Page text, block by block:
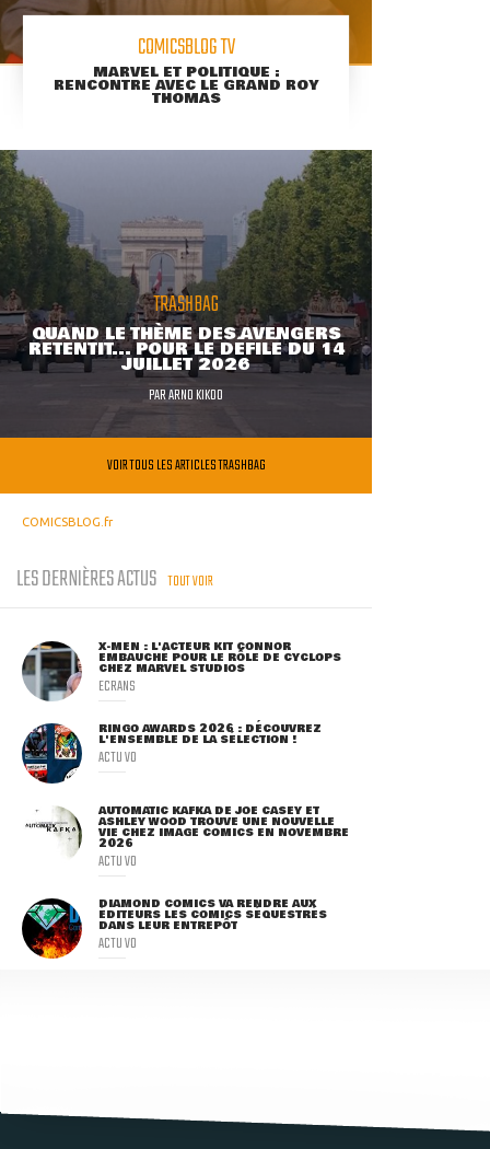
COMICSBLOG TV
MARVEL ET POLITIQUE :
RENCONTRE AVEC LE GRAND ROY
THOMAS
TRASHBAG
QUAND LE THÈME DES AVENGERS
RETENTIT... POUR LE DÉFILÉ DU 14
JUILLET 2026
PARARNO KIKOO
VOIR TOUS LES ARTICLES TRASHBAG
COMICSBLOG.fr
LES DERNIÈRES ACTUS TOUT VOIR
X-MEN : L'ACTEUR KIT CONNOR
EMBAUCHÉ POUR LE RÔLE DE CYCLOPS
CHEZ MARVEL STUDIOS
ECRANS
RINGO AWARDS 2026 : DÉCOUVREZ
L'ENSEMBLE DE LA SÉLECTION !
ACTU VO
AUTOMATIC KAFKA DE JOE CASEY ET
ASHLEY WOOD TROUVE UNE NOUVELLE
VIE CHEZ IMAGE COMICS EN NOVEMBRE
2026
ACTU VO
DIAMOND COMICS VA RENDRE AUX
ÉDITEURS LES COMICS SÉQUESTRÉS
DANS LEUR ENTREPÔT
ACTU VO